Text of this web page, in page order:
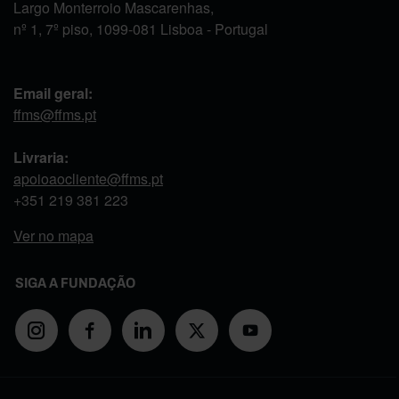
Largo Monterroio Mascarenhas,
nº 1, 7º piso, 1099-081 Lisboa - Portugal
Email geral:
ffms@ffms.pt
Livraria:
apoioaocliente@ffms.pt
+351 219 381 223
Ver no mapa
SIGA A FUNDAÇÃO